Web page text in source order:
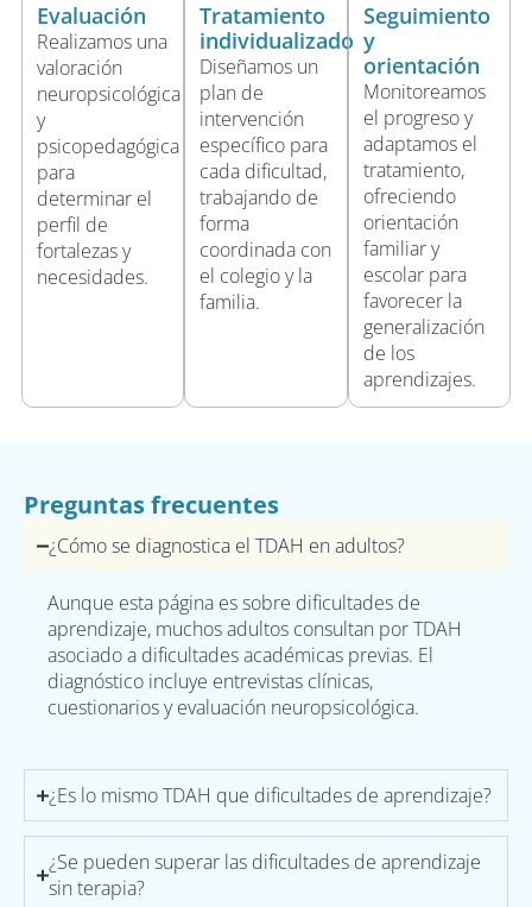
Evaluación
Realizamos una
valoración
neuropsicológica
y
psicopedagógica
para
determinar el
perfil de
fortalezas y
necesidades.
Tratamiento
individualizado
Diseñamos un
plan de
intervención
específico para
cada dificultad,
trabajando de
forma
coordinada con
el colegio y la
familia.
Seguimiento
y
orientación
Monitoreamos
el progreso y
adaptamos el
tratamiento,
ofreciendo
orientación
familiar y
escolar para
favorecer la
generalización
de los
aprendizajes.
Preguntas frecuentes
¿Cómo se diagnostica el TDAH en adultos?
Aunque esta página es sobre dificultades de
aprendizaje, muchos adultos consultan por TDAH
asociado a dificultades académicas previas. El
diagnóstico incluye entrevistas clínicas,
cuestionarios y evaluación neuropsicológica.
¿Es lo mismo TDAH que dificultades de aprendizaje?
¿Se pueden superar las dificultades de aprendizaje
sin terapia?